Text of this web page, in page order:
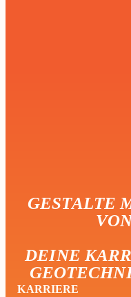
GESTALTE
DEINE
KARRIERE